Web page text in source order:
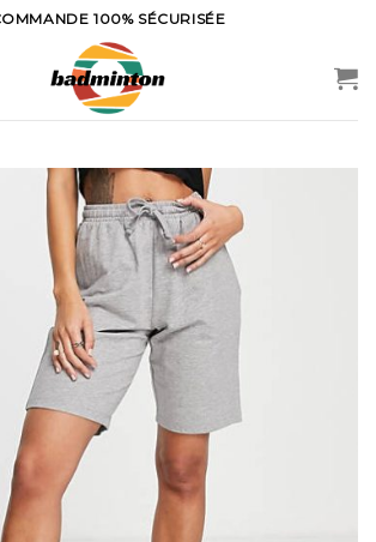
100% SÉCURISÉE